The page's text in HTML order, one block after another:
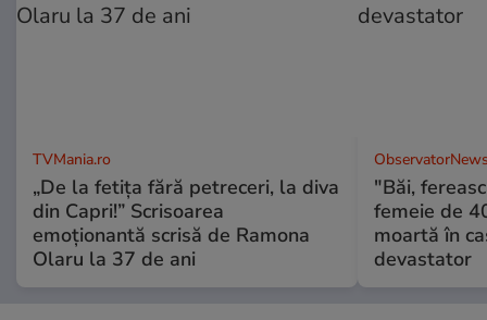
TVMania.ro
„De la fetița fără petreceri, la diva
din Capri!” Scrisoarea
emoționantă scrisă de Ramona
Olaru la 37 de ani
"Băi,
femeie de
moartă în
devastator